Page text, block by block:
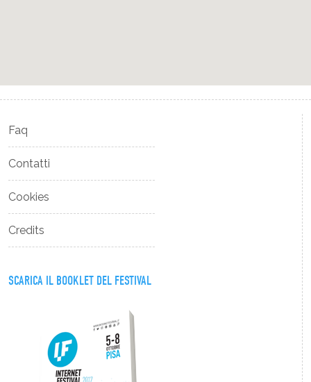
Faq
Contatti
Cookies
Credits
SCARICA IL BOOKLET DEL FESTIVAL